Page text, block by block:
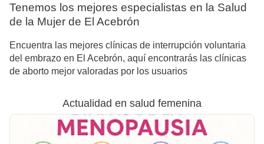
Tenemos los mejores especialistas en la Salud
de la Mujer de El Acebrón
Encuentra las mejores clínicas de interrupción voluntaria
del embrazo en El Acebrón, aquí encontrarás las clínicas
de aborto mejor valoradas por los usuarios
Actualidad en salud femenina